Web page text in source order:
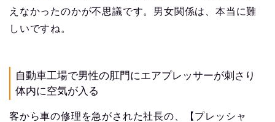
えなかったのかが不思議です。男女関係は、本当に難
しいですね。
自動車工場で男性の肛門にエアプレッサーが刺さり
体内に空気が入る
客から車の修理を急がされた社長の、【プレッシャ